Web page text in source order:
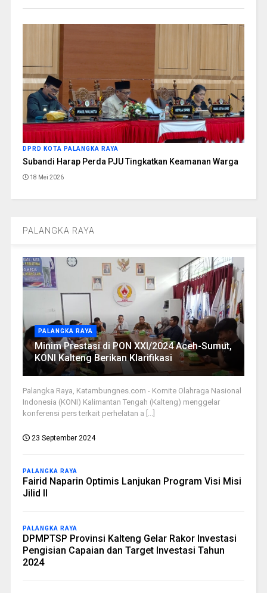
DPRD KOTA PALANGKA RAYA
Subandi Harap Perda PJU Tingkatkan Keamanan Warga
18 Mei 2026
PALANGKA RAYA
PALANGKA RAYA
Minim Prestasi di PON XXI/2024 Aceh-Sumut,
KONI Kalteng Berikan Klarifikasi
Palangka Raya, Katambungnes.com - Komite Olahraga Nasional
Indonesia (KONI) Kalimantan Tengah (Kalteng) menggelar
konferensi pers terkait perhelatan a [...]
23 September 2024
PALANGKA RAYA
Fairid Naparin Optimis Lanjukan Program Visi Misi
Jilid II
PALANGKA RAYA
DPMPTSP Provinsi Kalteng Gelar Rakor Investasi
Pengisian Capaian dan Target Investasi Tahun
2024